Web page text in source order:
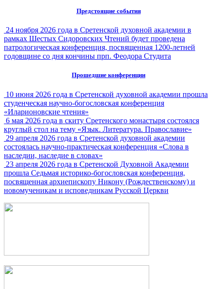
Предстоящие события
24 ноября 2026 года в Сретенской духовной академии в
рамках Шестых Сидоровских Чтений будет проведена
патрологическая конференция, посвященная 1200-летней
годовщине со дня кончины прп. Феодора Студита
Прошедшие конференции
10 июня 2026 года в Сретенской духовной академии прошла
студенческая научно-богословская конференция
«Иларионовские чтения»
6 мая 2026 года в скиту Сретенского монастыря состоялся
круглый стол на тему «Язык. Литература. Православие»
29 апреля 2026 года в Сретенской духовной академии
состоялась научно-практическая конференция «Слова в
наследии, наследие в словах»
23 апреля 2026 года в Сретенской Духовной Академии
прошла Седьмая историко-богословская конференция,
посвященная архиепископу Никону (Рождественскому) и
новомученикам и исповедникам Русской Церкви